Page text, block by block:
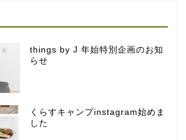
things by J 年始特別企画のお知
らせ
くらすキャンプinstagram始めま
した